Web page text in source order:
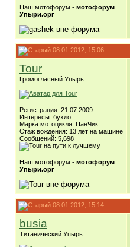
Наш мотофорум - мотофорум
Упыри.орг
08.01.2012, 15:06
Tour
Громогласный Упырь
Регистрация: 21.07.2009
Интересы: бухло
Марка мотоцикля: ПанЧик
Стаж вождения: 13 лет на машине
Сообщений: 5,698
Наш мотофорум - мотофорум
Упыри.орг
08.01.2012, 15:14
busia
Титанический Упырь